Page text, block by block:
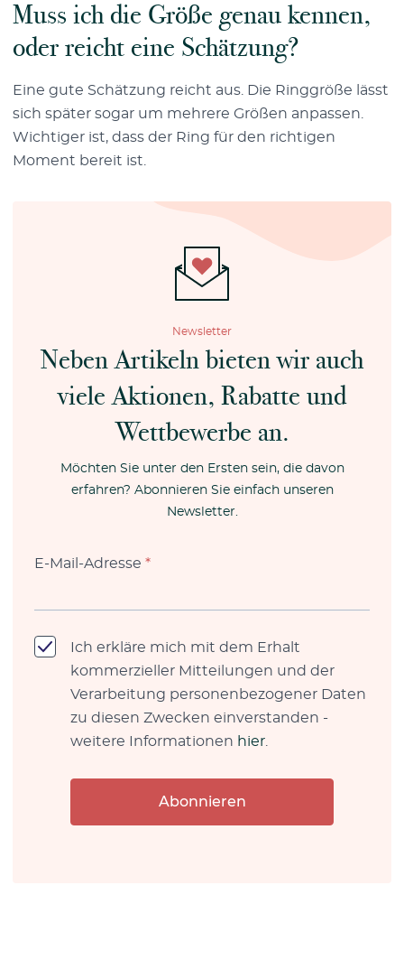
Muss ich die Größe genau kennen,
oder reicht eine Schätzung?
Eine gute Schätzung reicht aus. Die Ringgröße lässt
sich später sogar um mehrere Größen anpassen.
Wichtiger ist, dass der Ring für den richtigen
Moment bereit ist.
Newsletter
Neben Artikeln bieten wir auch
viele Aktionen, Rabatte und
Wettbewerbe an.
Möchten Sie unter den Ersten sein, die davon
erfahren? Abonnieren Sie einfach unseren
Newsletter.
E-Mail-Adresse *
Ich erkläre mich mit dem Erhalt
kommerzieller Mitteilungen und der
Verarbeitung personenbezogener Daten
zu diesen Zwecken einverstanden -
weitere Informationen hier.
Abonnieren